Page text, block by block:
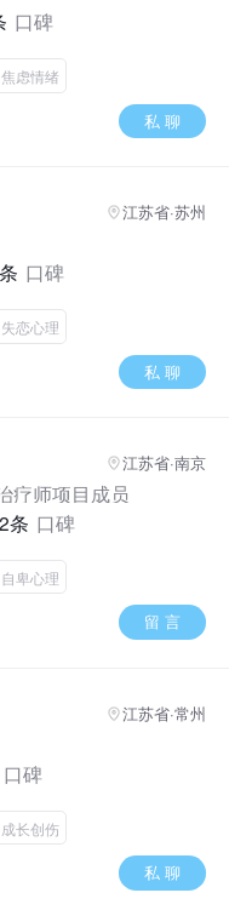
口碑
焦虑情绪
私 聊
江苏省·苏州
口碑
失恋心理
私 聊
江苏省·南京
疗师项目成员
条 口碑
自卑心理
留 言
江苏省·常州
口碑
成长创伤
私 聊